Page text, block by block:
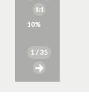
10%
1 / 35